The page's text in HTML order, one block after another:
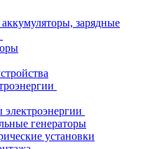
зарядные
электроэнергии
генераторы
установки